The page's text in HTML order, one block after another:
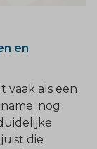
en
vaak als een
nog
die